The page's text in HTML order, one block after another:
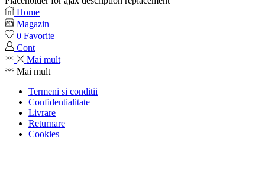
Home
Magazin
0 Favorite
Cont
Mai mult
Mai mult
Termeni si conditii
Confidentialitate
Livrare
Returnare
Cookies